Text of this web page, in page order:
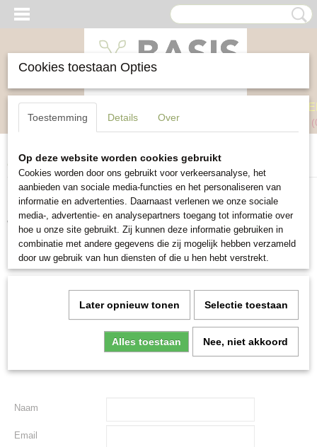
Inloggen Registreren UW
Home> Contact
Neem contact met ons op
Wij hebben geen winkel of showroom.
E-mail: basiszaden@gmail.com
Pannenweg 1 A
5853 ES Siebengewald
Naam
Email
Cookies toestaan Opties
Toestemming Details Over
Op deze website worden cookies gebruikt
Cookies worden door ons gebruikt voor verkeersanalyse, het
aanbieden van sociale media-functies en het personaliseren van
informatie en advertenties. Daarnaast verlenen we onze sociale
media-, advertentie- en analysepartners toegang tot informatie over
hoe u onze site gebruikt. Zij kunnen deze informatie gebruiken in
combinatie met andere gegevens die zij mogelijk hebben verzameld
door uw gebruik van hun diensten of die u hen hebt verstrekt.
Later opnieuw tonen Selectie toestaan
Alles toestaan Nee, niet akkoord